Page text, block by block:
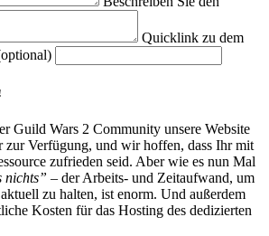
Quicklink zu dem
Guild Wars 2 Community unsere Website
zur Verfügung, und wir hoffen, dass Ihr mit
zufrieden seid. Aber wie es nun Mal
nichts” – der Arbeits- und Zeitaufwand, um
zu halten, ist enorm. Und außerdem
Kosten für das Hosting des dedizierten